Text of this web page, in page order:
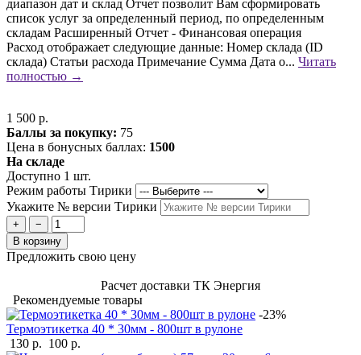
диапазон дат и склад Отчет позволит Вам сформировать
список услуг за определенный период, по определенным
складам Расширенный Отчет - Финансовая операция
Расход отображает следующие данные: Номер склада (ID
склада) Статьи расхода Примечание Сумма Дата о... Читать
полностью →
1 500 р.
Баллы за покупку: 75
Цена в бонусных баллах: 1500
На складе
Доступно 1 шт.
Режим работы Тирики
Укажите № версии Тирики
+
−
В корзину
Предложить свою цену
Расчет доставки ТК Энергия
Рекомендуемые товары
-23%
Термоэтикетка 40 * 30мм - 800шт в рулоне
130 р. 100 р.